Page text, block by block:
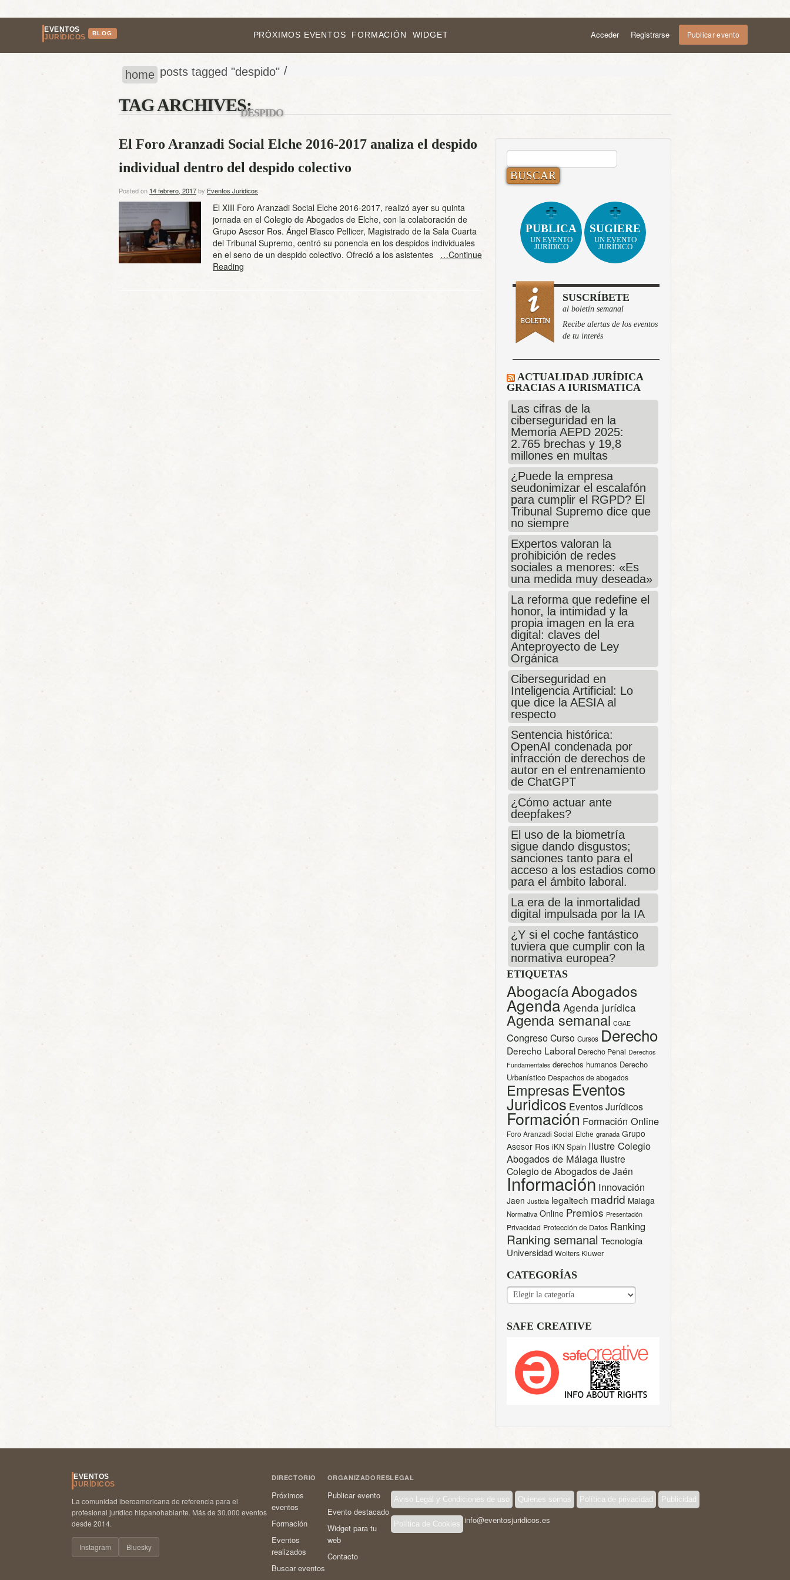
EVENTOS
JURÍDICOS
BLOG PRÓXIMOS EVENTOS FORMACIÓN WIDGET Acceder Registrarse Publicar evento
home /
posts tagged "despido"
TAG ARCHIVES:DESPIDO
El Foro Aranzadi Social Elche 2016-2017 analiza el despido
individual dentro del despido colectivo
Posted on 14 febrero, 2017by Eventos Juridicos
El XIII Foro Aranzadi Social Elche 2016-2017, realizó ayer su quinta
jornada en el Colegio de Abogados de Elche, con la colaboración de
Grupo Asesor Ros. Ángel Blasco Pellicer, Magistrado de la Sala Cuarta
del Tribunal Supremo, centró su ponencia en los despidos individuales
en el seno de un despido colectivo. Ofreció a los asistentes …Continue
Reading
BUSCAR:
PUBLICA
UN EVENTO
JURÍDICO
SUGIERE
UN EVENTO
JURÍDICO
SUSCRÍBETE
al boletín semanal
Recibe alertas de los eventos
de tu interés
ACTUALIDAD JURÍDICA
GRACIAS A IURISMATICA
Las cifras de la
ciberseguridad en la
Memoria AEPD 2025:
2.765 brechas y 19,8
millones en multas
¿Puede la empresa
seudonimizar el escalafón
para cumplir el RGPD? El
Tribunal Supremo dice que
no siempre
Expertos valoran la
prohibición de redes
sociales a menores: «Es
una medida muy deseada»
La reforma que redefine el
honor, la intimidad y la
propia imagen en la era
digital: claves del
Anteproyecto de Ley
Orgánica
Ciberseguridad en
Inteligencia Artificial: Lo
que dice la AESIA al
respecto
Sentencia histórica:
OpenAI condenada por
infracción de derechos de
autor en el entrenamiento
de ChatGPT
¿Cómo actuar ante
deepfakes?
El uso de la biometría
sigue dando disgustos;
sanciones tanto para el
acceso a los estadios como
para el ámbito laboral.
La era de la inmortalidad
digital impulsada por la IA
¿Y si el coche fantástico
tuviera que cumplir con la
normativa europea?
ETIQUETAS
AbogacíaAbogados
Agenda Agenda jurídica
Agenda semanal CGAE
CongresoCurso Cursos Derecho
Derecho Laboral Derecho Penal Derechos
Fundamentales derechos humanos Derecho
Urbanístico Despachos de abogados
Empresas Eventos
Juridicos Eventos Jurídicos
Formación Formación Online
Foro Aranzadi Social Elche granada Grupo
Asesor Ros iKN Spain Ilustre Colegio
Abogados de Málaga Ilustre
Colegio de Abogados de Jaén
Información Innovación
Jaen Justicia legaltech madrid Malaga
Normativa Online Premios Presentación
Privacidad Protección de Datos Ranking
Ranking semanal Tecnología
Universidad Wolters Kluwer
CATEGORÍAS
CATEGORÍAS
SAFE CREATIVE
EVENTOS
JURÍDICOS
La comunidad iberoamericana de referencia para el
profesional jurídico hispanohablante. Más de 30.000 eventos
desde 2014.
Instagram Bluesky
DIRECTORIO
Próximos
eventos
Formación
Eventos
realizados
Buscar eventos
ORGANIZADORES
Publicar evento
Evento destacado
Widget para tu
web
Contacto
LEGAL
Aviso Legal y Condiciones de uso Quienes somos Política de privacidad Publicidad
Política de Cookies info@eventosjuridicos.es